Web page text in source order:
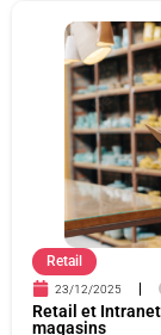
Retail
23/12/2025
Retail et
magasins